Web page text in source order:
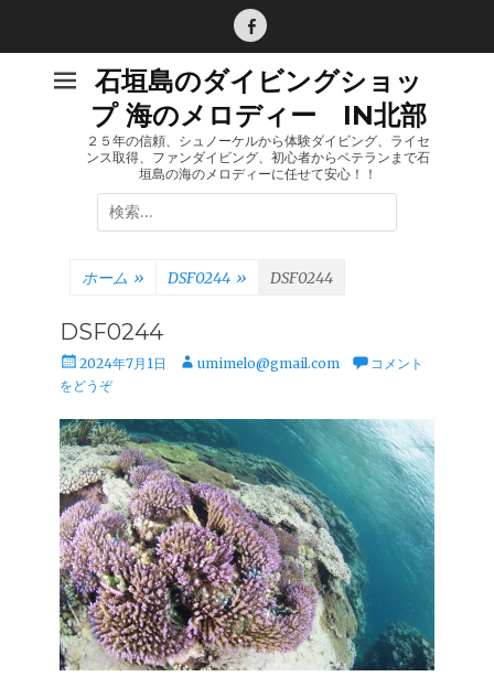
Facebook
石垣島のダイビングショッ
プ 海のメロディー IN北部
２５年の信頼、シュノーケルから体験ダイビング、ライセ
ンス取得、ファンダイビング、初心者からベテランまで石
垣島の海のメロディーに任せて安心！！
検
索:
ホーム » DSF0244 » DSF0244
DSF0244
投
稿
2024年7月1日
投 umimelo@gmail.com
コメント
をどうぞ